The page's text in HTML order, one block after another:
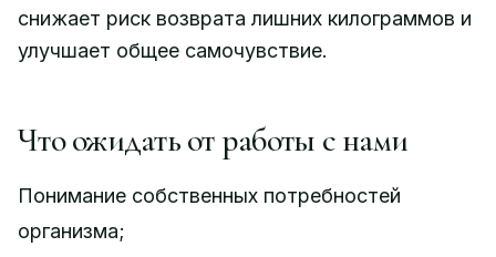
снижает риск возврата лишних килограммов и
улучшает общее самочувствие.
Что ожидать от работы с нами
Понимание собственных потребностей
организма;